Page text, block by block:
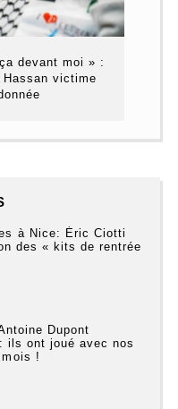
devant moi » :
Hassan victime
à Nice: Éric Ciotti
des « kits de rentrée
Dupont
ils ont joué avec nos
!